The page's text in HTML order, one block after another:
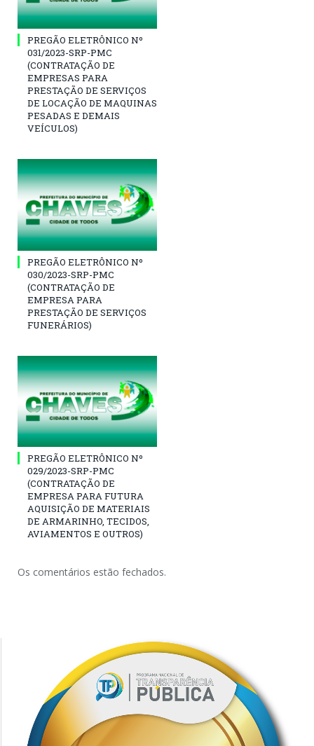
PREGÃO ELETRÔNICO Nº
031/2023-SRP-PMC
(CONTRATAÇÃO DE
EMPRESAS PARA
PRESTAÇÃO DE SERVIÇOS
DE LOCAÇÃO DE MAQUINAS
PESADAS E DEMAIS
VEÍCULOS)
PREGÃO ELETRÔNICO Nº
030/2023-SRP-PMC
(CONTRATAÇÃO DE
EMPRESA PARA
PRESTAÇÃO DE SERVIÇOS
FUNERÁRIOS)
PREGÃO ELETRÔNICO Nº
029/2023-SRP-PMC
(CONTRATAÇÃO DE
EMPRESA PARA FUTURA
AQUISIÇÃO DE MATERIAIS
DE ARMARINHO, TECIDOS,
AVIAMENTOS E OUTROS)
Os comentários estão fechados.